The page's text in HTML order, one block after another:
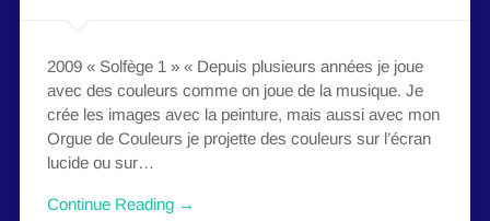
2009 « Solfège 1 » « Depuis plusieurs années je joue
avec des couleurs comme on joue de la musique. Je
crée les images avec la peinture, mais aussi avec mon
Orgue de Couleurs je projette des couleurs sur l’écran
lucide ou sur…
Continue Reading →